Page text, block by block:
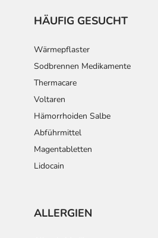
HÄUFIG GESUCHT
Wärmepflaster
Sodbrennen Medikamente
Thermacare
Voltaren
Hämorrhoiden Salbe
Abführmittel
Magentabletten
Lidocain
ALLERGIEN